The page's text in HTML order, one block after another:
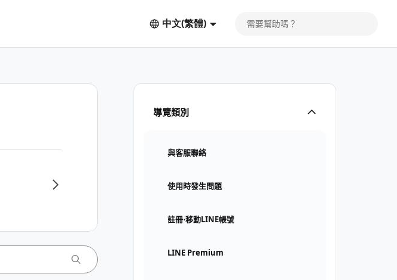
中文(繁體)
導覽類別
與客服聯絡
使用時發生問題
註冊⋅移動LINE帳號
LINE Premium